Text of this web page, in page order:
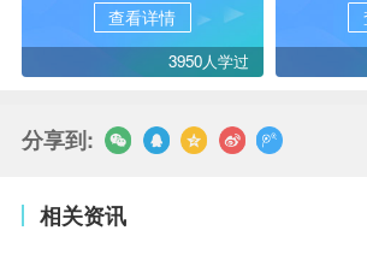
查看详情
3950人学过
分享到:
相关资讯